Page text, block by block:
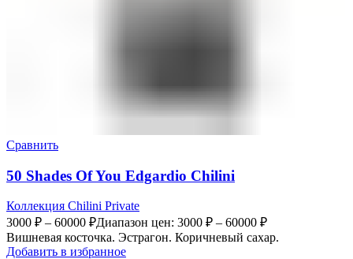
Сравнить
50 Shades Of You Edgardio Chilini
Коллекция Chilini Private
3000 ₽ – 60000 ₽Диапазон цен: 3000 ₽ – 60000 ₽
Вишневая косточка. Эстрагон. Коричневый сахар.
Добавить в избранное